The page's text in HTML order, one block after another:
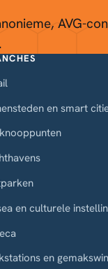
AVG-
en smart
en culturele
en